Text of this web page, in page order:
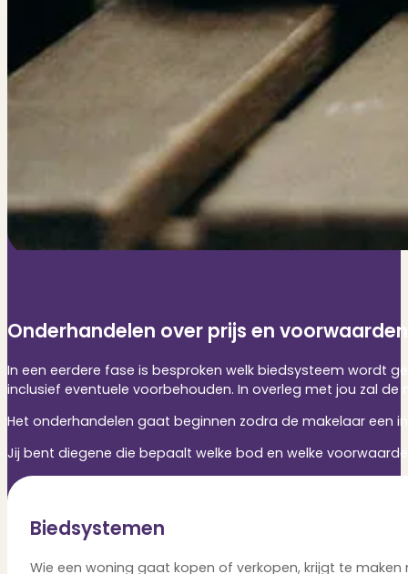
Onderhandelen over prijs en voorwaarden
In een eerdere fase is besproken welk biedsysteem wordt
inclusief eventuele voorbehouden. In overleg met jou zal
Het onderhandelen gaat beginnen zodra de makelaar een
Jij bent diegene die bepaalt welke bod en welke
Biedsystemen
Wie een woning gaat kopen of verkopen, krijgt te